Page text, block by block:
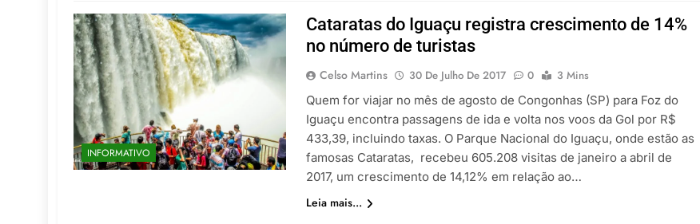
INFORMATIVO
Cataratas do Iguaçu registra crescimento de 14%
no número de turistas
Celso Martins 30 De Julho De 2017 0
3 Mins
Quem for viajar no mês de agosto de Congonhas (SP) para Foz do
Iguaçu encontra passagens de ida e volta nos voos da Gol por R$
433,39, incluindo taxas. O Parque Nacional do Iguaçu, onde estão as
famosas Cataratas, recebeu 605.208 visitas de janeiro a abril de
2017, um crescimento de 14,12% em relação ao…
Leia mais...